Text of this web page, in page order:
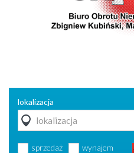
lokalizacja
sprzedaż wynajem